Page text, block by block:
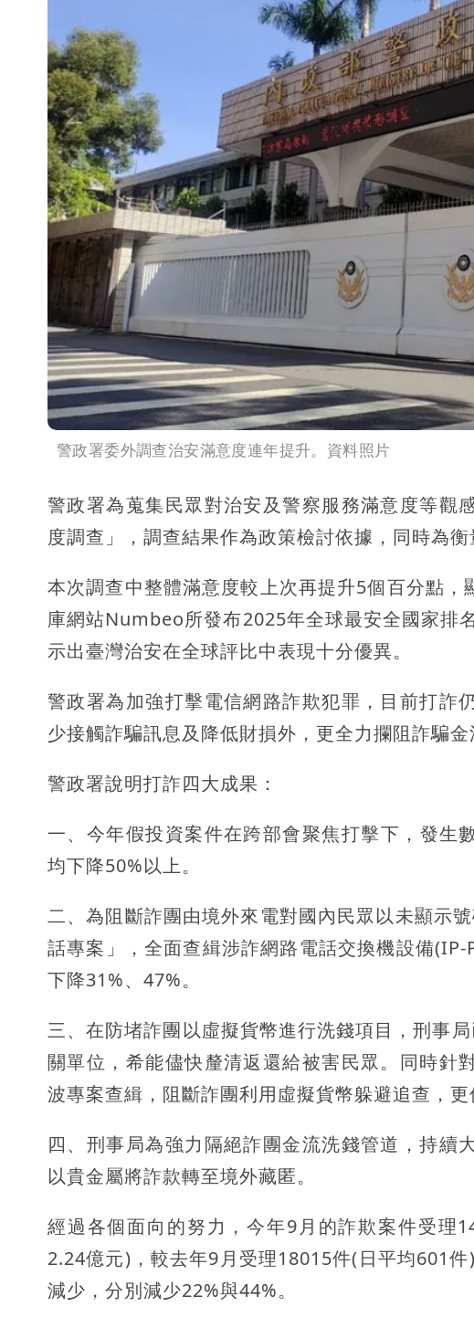
中國賣家被踢爆在網購平台「租人頭」 吳欣
警政署委外調查治安滿意度連年提升。資料照片
警政署為蒐集民眾對治安及警察服務滿意度等觀
度調查」，調查結果作為政策檢討依據，同時為衡
本次調查中整體滿意度較上次再提升5個百分點
庫網站Numbeo所發布2025年全球最安全國家排
示出臺灣治安在全球評比中表現十分優異。
警政署為加強打擊電信網路詐欺犯罪，目前打詐
少接觸詐騙訊息及降低財損外，更全力攔阻詐騙金
警政署說明打詐四大成果：
一、今年假投資案件在跨部會聚焦打擊下，發生
均下降50%以上。
二、為阻斷詐團由境外來電對國內民眾以未顯示
話專案」，全面查緝涉詐網路電話交換機設備
下降31%、47%。
三、在防堵詐團以虛擬貨幣進行洗錢項目，刑事
關單位，希能儘快釐清返還給被害民眾。同時針
波專案查緝，阻斷詐團利用虛擬貨幣躲避追查，
四、刑事局為強力隔絕詐團金流洗錢管道，持續
以貴金屬將詐款轉至境外藏匿。
經過各個面向的努力，今年9月的詐欺案件受理
2.24億元)，較去年9月受理18015件(日平均601
減少，分別減少22%與44%。